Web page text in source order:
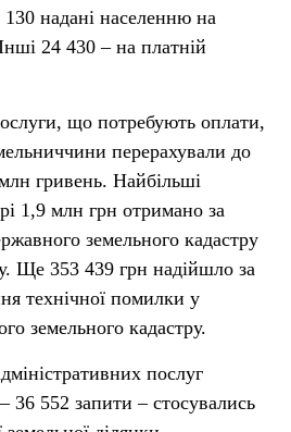
130 надані населенню на
24 430 – на платній
що потребують оплати,
перерахували до
гривень. Найбільші
1,9 млн грн отримано за
земельного кадастру
Ще 353 439 грн надійшло за
технічної помилки у
земельного кадастру.
послуг
36 552 запити – стосувались